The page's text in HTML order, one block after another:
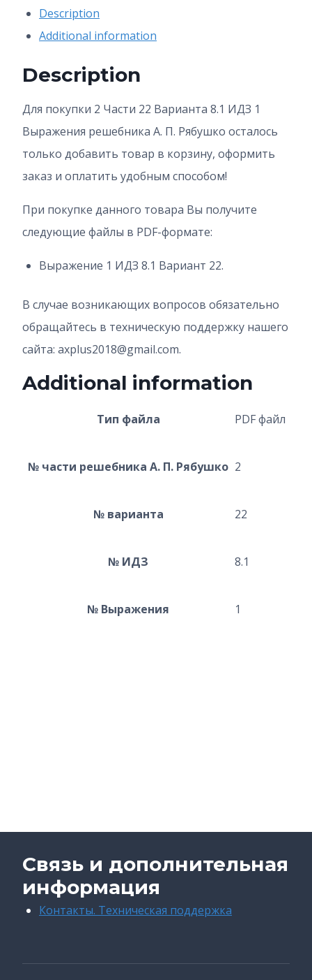
Рябушко
quantity
Description
Additional information
Description
Для покупки 2 Части 22 Варианта 8.1 ИДЗ 1
Выражения решебника А. П. Рябушко осталось
только добавить товар в корзину, оформить
заказ и оплатить удобным способом!
При покупке данного товара Вы получите
следующие файлы в PDF-формате:
Выражение 1 ИДЗ 8.1 Вариант 22.
В случае возникающих вопросов обязательно
обращайтесь в техническую поддержку нашего
сайта: axplus2018@gmail.com.
Additional information
Тип файла PDF файл
№ части решебника А. П. Рябушко 2
№ варианта 22
№ ИДЗ 8.1
№ Выражения 1
Связь и дополнительная
информация
Контакты. Техническая поддержка